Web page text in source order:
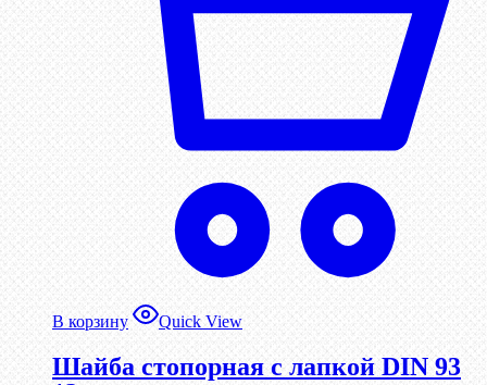
В корзину Quick View
Шайба стопорная с лапкой DIN 93